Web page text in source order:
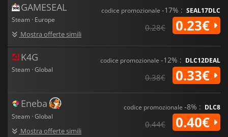
GAMESEAL
Steam · Europe
Mostra offerte simili
codice promozionale -17% : SEAL17DLC
0.28€ 0.23€
K4G
Steam · Global
codice promozionale -12% : DLC12DEAL
0.38€ 0.33€
Eneba
Steam · Global
Mostra offerte simili
codice promozionale -8% : DLC8
0.44€ 0.40€